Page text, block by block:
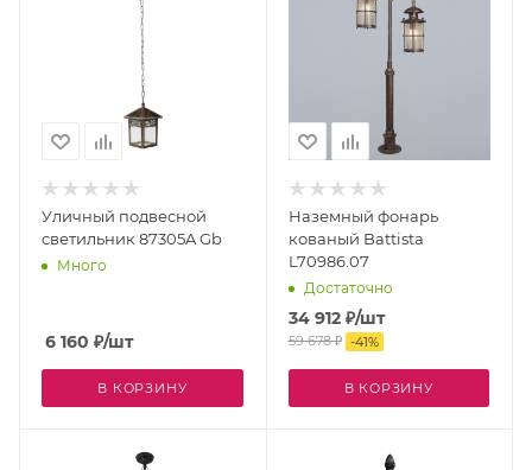
Уличный подвесной
светильник 87305A Gb
Много
6 160 ₽/шт
В КОРЗИНУ
Наземный фонарь
кованый Battista
L70986.07
Достаточно
34 912₽/шт
59 678₽ -41%
В КОРЗИНУ